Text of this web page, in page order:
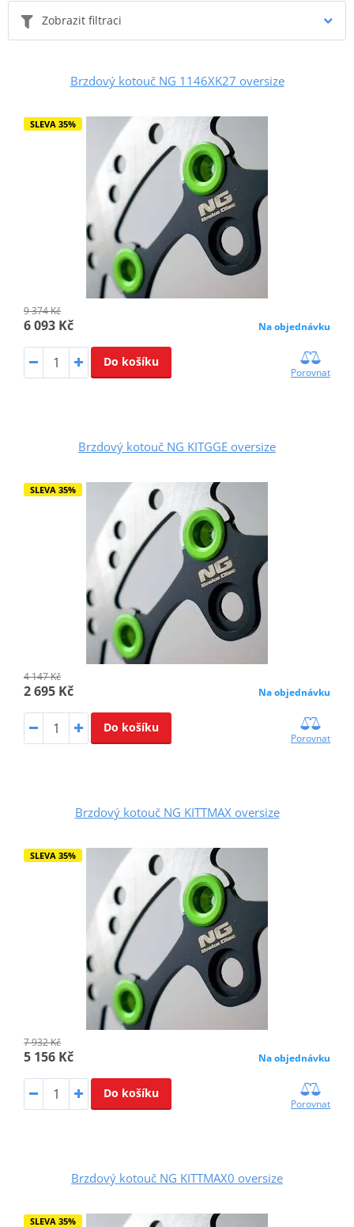
Zobrazit filtraci
Brzdový kotouč NG 1146XK27 oversize
SLEVA 35%
9 374 Kč
6 093 Kč Na objednávku
Do košíku
Porovnat
Brzdový kotouč NG KITGGE oversize
SLEVA 35%
4 147 Kč
2 695 Kč Na objednávku
Do košíku
Porovnat
Brzdový kotouč NG KITTMAX oversize
SLEVA 35%
7 932 Kč
5 156 Kč Na objednávku
Do košíku
Porovnat
Brzdový kotouč NG KITTMAX0 oversize
SLEVA 35%